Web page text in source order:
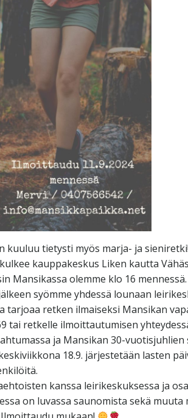
kuuluu tietysti myös marja- ja sieniretki!
kauppakeskus Liken kautta
Mansikassa olemme klo 16 mennessä.
syömme yhdessä lounaan
retken ilmaiseksi Mansikan
tai retkelle ilmoittautumisen
ja Mansikan 30-
18.9. järjestetään lasten
kanssa leirikeskuksessa ja
on luvassa saunomista sekä